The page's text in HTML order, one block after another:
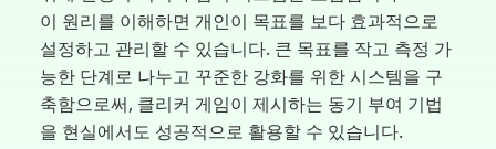
이 원리를 이해하면 개인이 목표를 보다 효과적으로
설정하고 관리할 수 있습니다. 큰 목표를 작고 측정 가
능한 단계로 나누고 꾸준한 강화를 위한 시스템을 구
축함으로써, 클리커 게임이 제시하는 동기 부여 기법
을 현실에서도 성공적으로 활용할 수 있습니다.